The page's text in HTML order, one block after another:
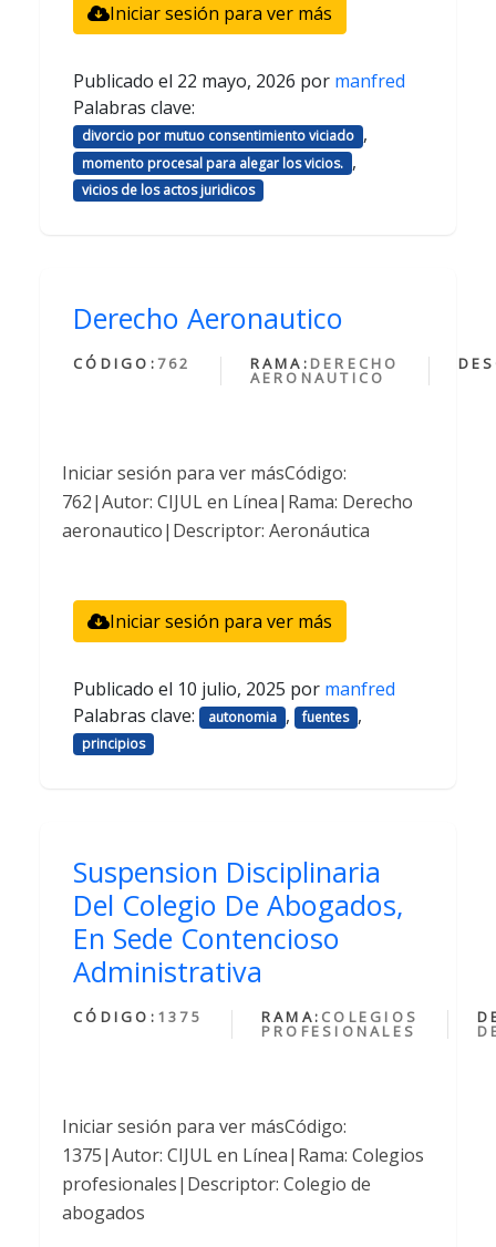
Iniciar sesión para ver más
Publicado el 22 mayo, 2026 por manfred
Palabras clave:
divorcio por mutuo consentimiento viciado ,
momento procesal para alegar los vicios. ,
vicios de los actos juridicos
Derecho Aeronautico
CÓDIGO: 762 RAMA: DERECHO
AERONAUTICO
Iniciar sesión para ver másCódigo:
762|Autor: CIJUL en Línea|Rama: Derecho
aeronautico|Descriptor: Aeronáutica
Iniciar sesión para ver más
Publicado el 10 julio, 2025 por manfred
Palabras clave:
autonomia , fuentes ,
principios
Suspension Disciplinaria
Del Colegio De Abogados,
En Sede Contencioso
Administrativa
CÓDIGO: 1375 RAMA: COLEGIOS
PROFESIONALES
Iniciar sesión para ver másCódigo:
1375|Autor: CIJUL en Línea|Rama: Colegios
profesionales|Descriptor: Colegio de
abogados